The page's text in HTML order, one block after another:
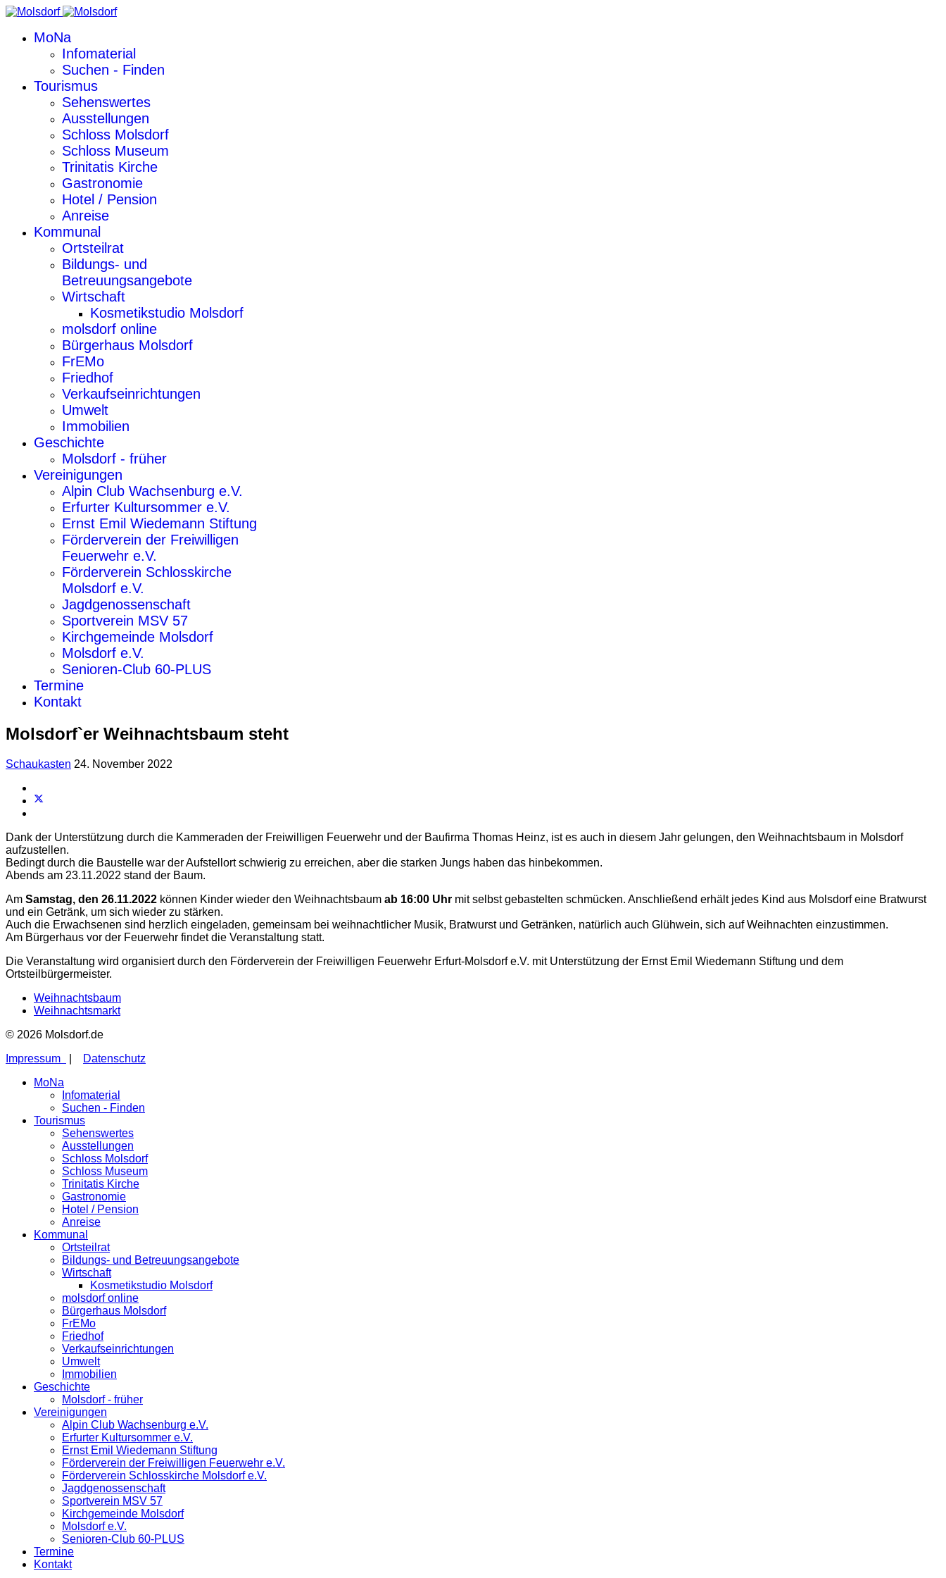
MoNa
Infomaterial
Suchen - Finden
Tourismus
Sehenswertes
Ausstellungen
Schloss Molsdorf
Schloss Museum
Trinitatis Kirche
Gastronomie
Hotel / Pension
Anreise
Kommunal
Ortsteilrat
Bildungs- und
Betreuungsangebote
Wirtschaft
Kosmetikstudio Molsdorf
molsdorf online
Bürgerhaus Molsdorf
FrEMo
Friedhof
Verkaufseinrichtungen
Umwelt
Immobilien
Geschichte
Molsdorf - früher
Vereinigungen
Alpin Club Wachsenburg e.V.
Erfurter Kultursommer e.V.
Ernst Emil Wiedemann Stiftung
Förderverein der Freiwilligen
Feuerwehr e.V.
Förderverein Schlosskirche
Molsdorf e.V.
Jagdgenossenschaft
Sportverein MSV 57
Kirchgemeinde Molsdorf
Molsdorf e.V.
Senioren-Club 60-PLUS
Termine
Kontakt
Molsdorf`er Weihnachtsbaum steht
Schaukasten 24. November 2022
Dank der Unterstützung durch die Kammeraden der Freiwilligen Feuerwehr und der Baufirma Thomas Heinz, ist es auch in diesem Jahr gelungen, den Weihnachtsbaum in Molsdorf
aufzustellen.
Bedingt durch die Baustelle war der Aufstellort schwierig zu erreichen, aber die starken Jungs haben das hinbekommen.
Abends am 23.11.2022 stand der Baum.
Am Samstag, den 26.11.2022 können Kinder wieder den Weihnachtsbaum ab 16:00 Uhr mit selbst gebastelten schmücken. Anschließend erhält jedes Kind aus Molsdorf eine Bratwurst
und ein Getränk, um sich wieder zu stärken.
Auch die Erwachsenen sind herzlich eingeladen, gemeinsam bei weihnachtlicher Musik, Bratwurst und Getränken, natürlich auch Glühwein, sich auf Weihnachten einzustimmen.
Am Bürgerhaus vor der Feuerwehr findet die Veranstaltung statt.
Die Veranstaltung wird organisiert durch den Förderverein der Freiwilligen Feuerwehr Erfurt-Molsdorf e.V. mit Unterstützung der Ernst Emil Wiedemann Stiftung und dem
Ortsteilbürgermeister.
Weihnachtsbaum
Weihnachtsmarkt
© 2026 Molsdorf.de
Impressum
Datenschutz
MoNa
Infomaterial
Suchen - Finden
Tourismus
Sehenswertes
Ausstellungen
Schloss Molsdorf
Schloss Museum
Trinitatis Kirche
Gastronomie
Hotel / Pension
Anreise
Kommunal
Ortsteilrat
Bildungs- und Betreuungsangebote
Wirtschaft
Kosmetikstudio Molsdorf
molsdorf online
Bürgerhaus Molsdorf
FrEMo
Friedhof
Verkaufseinrichtungen
Umwelt
Immobilien
Geschichte
Molsdorf - früher
Vereinigungen
Alpin Club Wachsenburg e.V.
Erfurter Kultursommer e.V.
Ernst Emil Wiedemann Stiftung
Förderverein der Freiwilligen Feuerwehr e.V.
Förderverein Schlosskirche Molsdorf e.V.
Jagdgenossenschaft
Sportverein MSV 57
Kirchgemeinde Molsdorf
Molsdorf e.V.
Senioren-Club 60-PLUS
Termine
Kontakt